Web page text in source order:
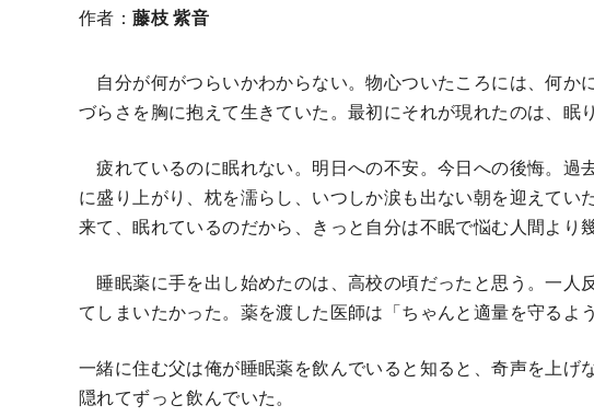
作者：藤枝 紫音
自分が何がつらいかわからない。物心ついたころには、何か
づらさを胸に抱えて生きていた。最初にそれが現れたのは、眠
疲れているのに眠れない。明日への不安。今日への後悔。過
に盛り上がり、枕を濡らし、いつしか涙も出ない朝を迎えて
来て、眠れているのだから、きっと自分は不眠で悩む人間より
睡眠薬に手を出し始めたのは、高校の頃だったと思う。一人
てしまいたかった。薬を渡した医師は「ちゃんと適量を守るよ
一緒に住む父は俺が睡眠薬を飲んでいると知ると、奇声を上げ
隠れてずっと飲んでいた。